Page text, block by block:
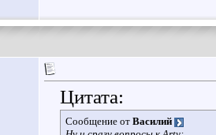
Цитата:
Сообщение от Василий